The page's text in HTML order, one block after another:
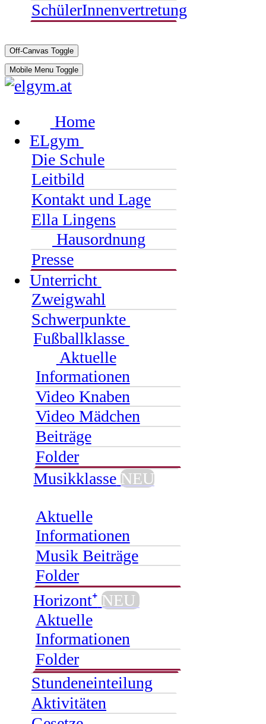
SchülerInnenvertretung
Off-Canvas Toggle
Mobile Menu Toggle
Home
ELgym
Die Schule
Leitbild
Kontakt und Lage
Ella Lingens
Hausordnung
Presse
Unterricht
Zweigwahl
Schwerpunkte
Fußballklasse
Aktuelle
Informationen
Video Knaben
Video Mädchen
Beiträge
Folder
Musikklasse NEU
Aktuelle
Informationen
Musik Beiträge
Folder
Horizont⁺ NEU
Aktuelle
Informationen
Folder
Stundeneinteilung
Aktivitäten